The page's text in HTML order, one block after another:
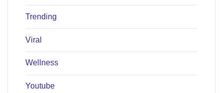
Trending
Viral
Wellness
Youtube